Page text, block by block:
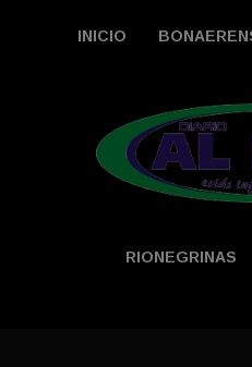
INICIO
RIONEGRINAS